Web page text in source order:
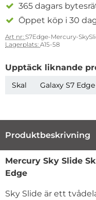
365 dagars
Öppet köp i 30
Art nr: S7Edge-Mercury-
Lagerplats: A15-58
Upptäck liknande
Skal Galaxy S7
Produktbeskrivning
Mercury Sky Slide
Edge
Sky Slide är ett